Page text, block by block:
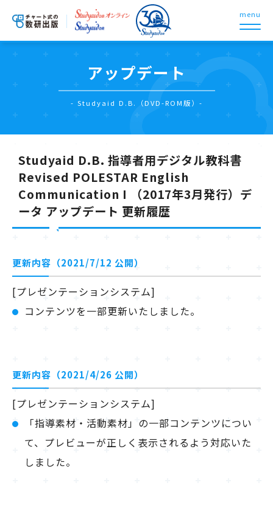
menu
アップデート
- Studyaid D.B.（DVD-ROM版）-
Studyaid D.B. 指導者用デジタル教科書
Revised POLESTAR English
Communication I （2017年3月発行）デ
ータ アップデート 更新履歴
更新内容（2021/7/12 公開）
[プレゼンテーションシステム]
コンテンツを一部更新いたしました。
更新内容（2021/4/26 公開）
[プレゼンテーションシステム]
「指導素材・活動素材」の一部コンテンツについ
て、プレビューが正しく表示されるよう対応いた
しました。